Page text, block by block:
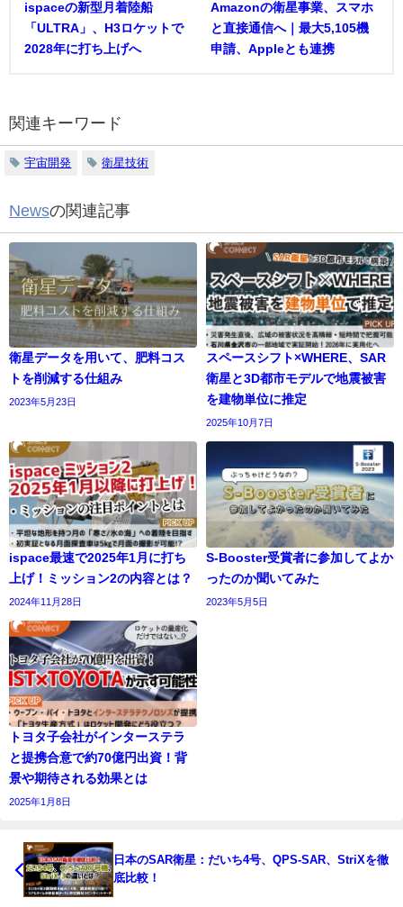
ispaceの新型月着陸船
「ULTRA」、H3ロケットで
2028年に打ち上げへ
Amazonの衛星事業、スマホ
と直接通信へ｜最大5,105機
申請、Appleとも連携
関連キーワード
宇宙開発 衛星技術
Newsの関連記事
衛星データを用いて、肥料コス
トを削減する仕組み
2023年5月23日
スペースシフト×WHERE、SAR
衛星と3D都市モデルで地震被害
を建物単位に推定
2025年10月7日
ispace最速で2025年1月に打ち
上げ！ミッション2の内容とは？
2024年11月28日
S-Booster受賞者に参加してよか
ったのか聞いてみた
2023年5月5日
トヨタ子会社がインターステラ
と提携合意で約70億円出資！背
景や期待される効果とは
2025年1月8日
日本のSAR衛星：だいち4号、QPS-SAR、StriXを徹
底比較！